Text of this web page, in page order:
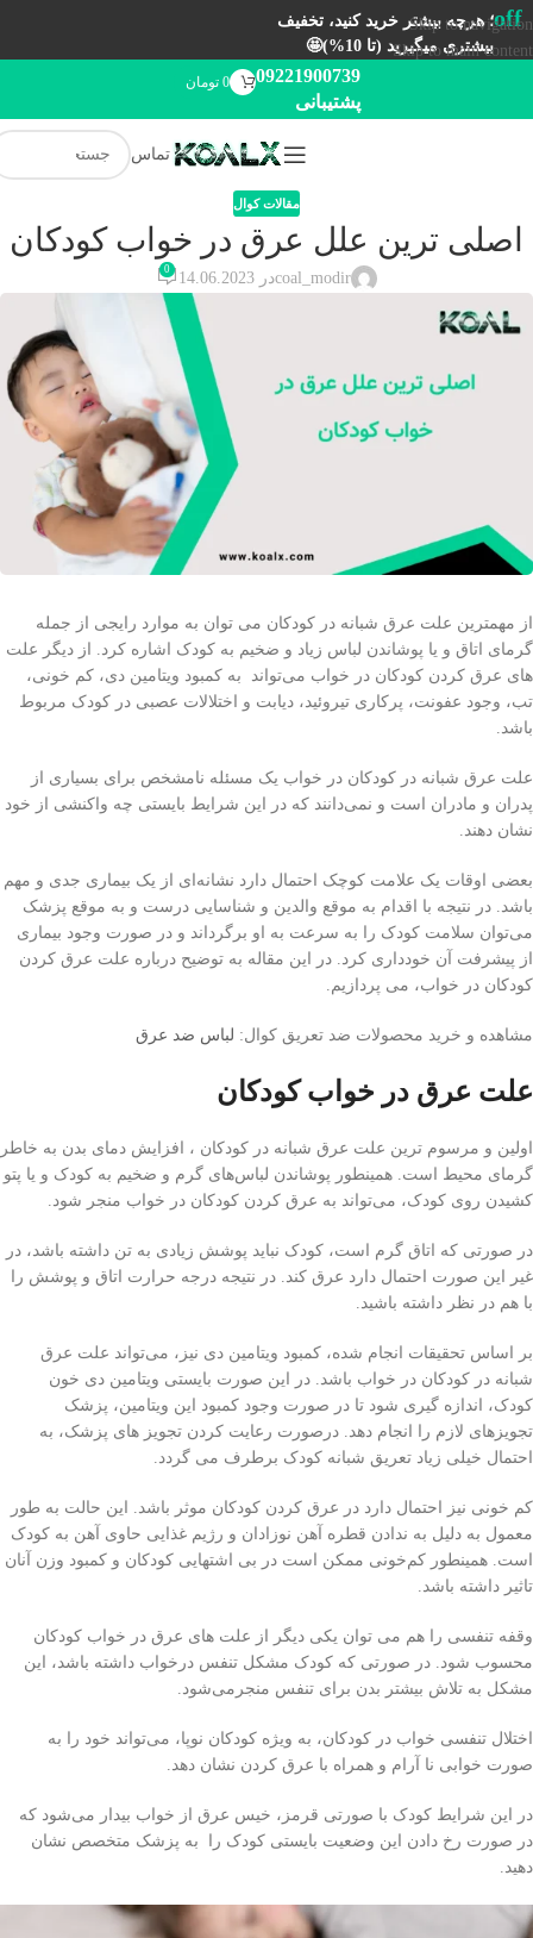
Skip to navigation
Skip to main content
off؛ هرچه بیشتر خرید کنید، تخفیف
بیشتری میگیرید (تا 10%)🤩
09221900739
پشتیبانی
0 تومان
تماس
مقالات کوال
اصلی ترین علل عرق در خواب کودکان
coal_modirدر 14.06.2023 0
از مهمترین علت عرق شبانه در کودکان می توان به موارد رایجی از جمله
گرمای اتاق و یا پوشاندن لباس زیاد و ضخیم به کودک اشاره کرد. از دیگر علت
های عرق کردن کودکان در خواب می‌تواند به کمبود ویتامین دی، کم خونی،
تب، وجود عفونت، پرکاری تیروئید، دیابت و اختلالات عصبی در کودک مربوط
باشد.
علت عرق شبانه در کودکان در خواب یک مسئله نامشخص برای بسیاری از
پدران و مادران است و نمی‌دانند که در این شرایط بایستی چه واکنشی از خود
نشان دهند.
بعضی اوقات یک علامت کوچک احتمال دارد نشانه‌ای از یک بیماری جدی و مهم
باشد. در نتیجه با اقدام به موقع والدین و شناسایی درست و به موقع پزشک
می‌‏توان سلامت کودک را به سرعت به او برگرداند و در صورت وجود بیماری
از پیشرفت آن خودداری کرد. در این مقاله به توضیح درباره علت عرق کردن
کودکان در خواب، می پردازیم.
مشاهده و خرید محصولات ضد تعریق کوال: لباس ضد عرق
علت عرق در خواب کودکان
اولین و مرسوم ترین علت عرق شبانه در کودکان ، افزایش دمای بدن به خاطر
گرمای محیط است. همینطور پوشاندن لباس‌های گرم و ضخیم به کودک و یا پتو
کشیدن روی کودک، می‌تواند به عرق کردن کودکان در خواب منجر شود.
در صورتی که اتاق گرم است، کودک نباید پوشش زیادی به تن داشته باشد، در
غیر این صورت احتمال دارد عرق کند. در نتیجه درجه حرارت اتاق و پوشش را
با هم در نظر داشته باشید.
بر اساس تحقیقات انجام شده، کمبود ویتامین دی نیز، می‌تواند علت عرق
شبانه در کودکان در خواب باشد. در این صورت بایستی ویتامین دی خون
کودک، اندازه گیری شود تا در صورت وجود کمبود این ویتامین، پزشک
تجویز‌های لازم را انجام دهد. درصورت رعایت کردن تجویز های پزشک، به
احتمال خیلی زیاد تعریق شبانه کودک برطرف می گردد.
کم خونی نیز احتمال دارد در عرق کردن کودکان موثر باشد. این حالت به طور
معمول به دلیل به ندادن قطره آهن نوزادان و رژیم غذایی حاوی آهن به کودک
است. همینطور کم‌خونی ممکن است در بی اشتهایی کودکان و کمبود وزن آنان
تاثیر داشته باشد.
وقفه تنفسی را هم می توان یکی دیگر از علت های عرق در خواب کودکان
محسوب شود. در صورتی که کودک مشکل تنفس درخواب داشته باشد، این
مشکل به تلاش بیشتر بدن برای تنفس منجرمی‌شود.
اختلال تنفسی خواب در کودکان، به ویژه کودکان نوپا، می‌تواند خود را به
صورت خوابی نا آرام و همراه با عرق کردن نشان دهد.
در این شرایط کودک با صورتی قرمز، خیس عرق از خواب بیدار می‌شود که
در صورت رخ دادن این وضعیت بایستی کودک را به پزشک متخصص نشان
دهید.